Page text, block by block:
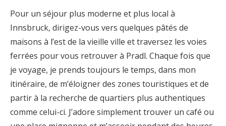
Pour un séjour plus moderne et plus local à
Innsbruck, dirigez-vous vers quelques pâtés de
maisons à l’est de la vieille ville et traversez les voies
ferrées pour vous retrouver à Pradl. Chaque fois que
je voyage, je prends toujours le temps, dans mon
itinéraire, de m’éloigner des zones touristiques et de
partir à la recherche de quartiers plus authentiques
comme celui-ci. J’adore simplement trouver un café ou